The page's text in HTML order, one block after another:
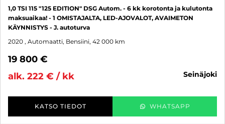
1,0 TSI 115 "125 EDITION" DSG Autom. - 6 kk korotonta ja kulutonta
maksuaikaa! - 1 OMISTAJALTA, LED-AJOVALOT, AVAIMETON
KÄYNNISTYS - J. autoturva
2020 , Automaatti, Bensiini, 42 000 km
19 800 €
alk. 222 € / kk
seinäjoki
KATSO TIEDOT WHATSAPP